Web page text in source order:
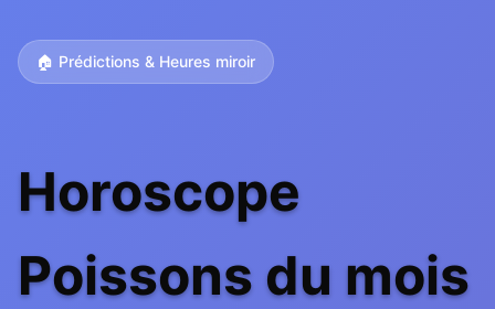
🏠 Prédictions & Heures miroir
Horoscope
Poissons du mois